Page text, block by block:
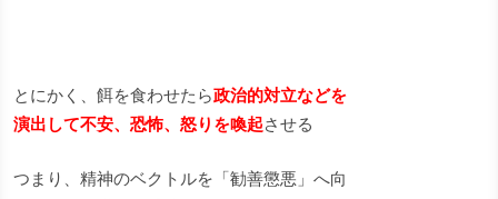
とにかく、餌を食わせたら政治的対立などを
演出して不安、恐怖、怒りを喚起させる
つまり、精神のベクトルを「勧善懲悪」へ向